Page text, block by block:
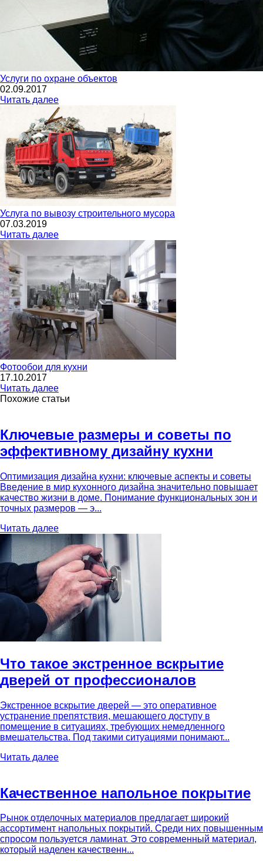
Услуги по охране объектов
02.09.2017
Читать далее
Услуга по вывозу строительного мусора
07.03.2019
Читать далее
Фотообои для кухни
17.10.2017
Читать далее
Похожие статьи
Ключевые размеры и советы по
эффективному дизайну кухни
Оптимизация дизайна кухни: ключевые аспекты и советы
Введение в мир кухонного дизайна значительно повышает
качество жизни в доме. Понимание функциональных зон и
точных размеров — э...
Читать далее
Что такое экстренное вскрытие
дверей от профессионалов
Экстренное вскрытие дверей — это оперативное
устранение препятствия, мешающего доступу в
помещение в ситуациях, требующих немедленного
вмешательства. Под такими ситуациями понимают...
Читать далее
Качественное напольное покрытие
Рынок отделочных материалов предлагает широкий
ассортимент напольных покрытий. Среди них повышенным
спросом пользуется ламинат. Это современный материал,
который наделен качественн...